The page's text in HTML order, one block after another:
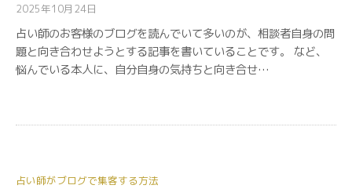
2025年10月24日
占い師のお客様のブログを読んでいて多いのが、相談者自身の問
題と向き合わせようとする記事を書いていることです。 など、
悩んでいる本人に、自分自身の気持ちと向き合せ…
占い師がブログで集客する方法